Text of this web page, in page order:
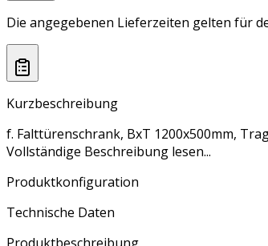
Die angegebenen Lieferzeiten gelten für
Kurzbeschreibung
f. Falttürenschrank, BxT 1200x500mm,
Vollständige Beschreibung lesen...
Produktkonfiguration
Technische Daten